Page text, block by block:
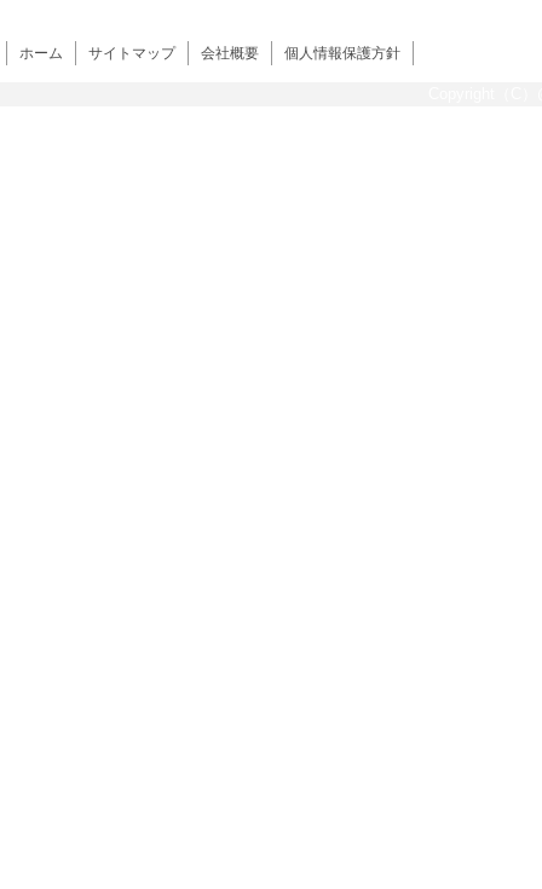
ホーム サイトマップ 会社概要 個人情報保護方針